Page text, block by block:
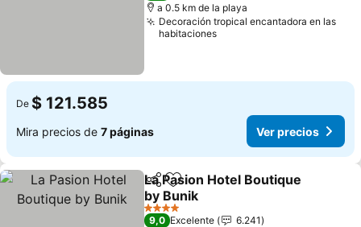
a 0.5 km de la playa
Decoración tropical encantadora en las
habitaciones
De $ 121.585
Mira precios de 7 páginas Ver precios
CompartirAgregar a favoritos
La Pasion Hotel Boutique
by Bunik
Ver precios
4 Estrellas
9,0 Excelente
6.241